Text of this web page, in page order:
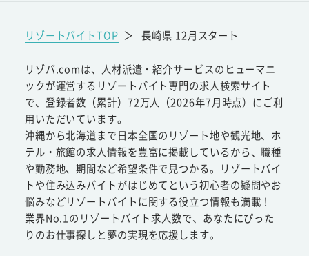
リゾートバイトTOP ＞ 長崎県 12月スタート
リゾバ.comは、人材派遣・紹介サービスのヒューマニ
ックが運営するリゾートバイト専門の求人検索サイト
で、登録者数（累計）72万人（2026年7月時点）にご利
用いただいています。
沖縄から北海道まで日本全国のリゾート地や観光地、ホ
テル・旅館の求人情報を豊富に掲載しているから、職種
や勤務地、期間など希望条件で見つかる。リゾートバイ
トや住み込みバイトがはじめてという初心者の疑問やお
悩みなどリゾートバイトに関する役立つ情報も満載！
業界No.1のリゾートバイト求人数で、あなたにぴった
りのお仕事探しと夢の実現を応援します。